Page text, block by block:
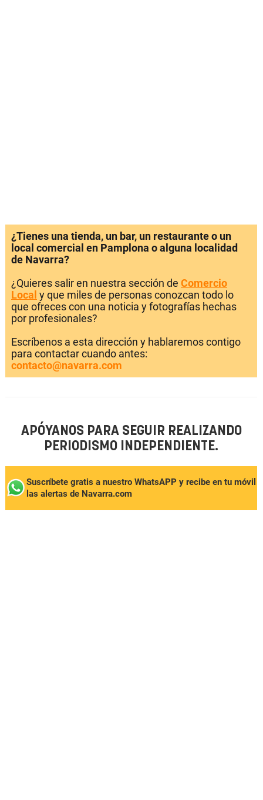
¿Tienes una tienda, un bar, un restaurante o un
local comercial en Pamplona o alguna localidad
de Navarra?
¿Quieres salir en nuestra sección de Comercio
Local y que miles de personas conozcan todo lo
que ofreces con una noticia y fotografías hechas
por profesionales?
Escríbenos a esta dirección y hablaremos contigo
para contactar cuando antes:
contacto@navarra.com
APÓYANOS PARA SEGUIR REALIZANDO
PERIODISMO INDEPENDIENTE.
Suscríbete gratis a nuestro WhatsAPP y recibe en tu móvil
las alertas de Navarra.com